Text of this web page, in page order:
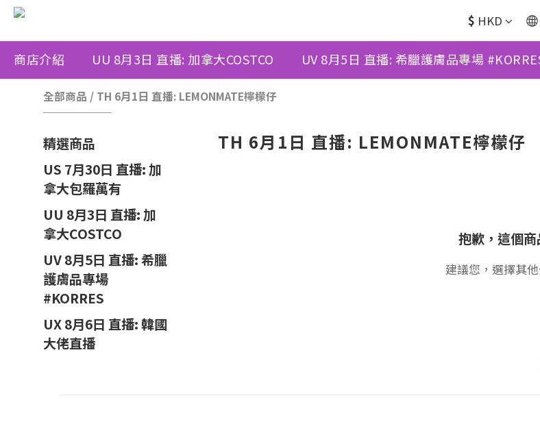
$ HKD
商店介紹 UU 8月3日 直播: 加拿大COSTCO UV 8月5日 直播: 希臘護膚品專場
全部商品 / TH 6月1日 直播: LEMONMATE檸檬仔
精選商品
US 7月30日 直播: 加
拿大包羅萬有
UU 8月3日 直播: 加
拿大COSTCO
UV 8月5日 直播: 希臘
護膚品專場
#KORRES
UX 8月6日 直播: 韓國
大佬直播
TH 6月1日 直播: LEMONMATE檸檬仔
抱歉，這個
建議您，選擇其